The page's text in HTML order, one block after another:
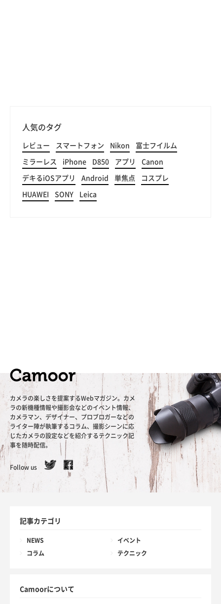
人気のタグ
レビュー スマートフォン Nikon 富士フイルム
ミラーレス iPhone D850 アプリ Canon
デキるiOSアプリ Android 単焦点 コスプレ
HUAWEI SONY Leica
カメラの楽しさを提案するWebマガジン。カメ
ラの新機種情報や撮影会などのイベント情報、
カメラマン、デザイナー、プロブロガーなどの
ライター陣が執筆するコラム、撮影シーンに応
じたカメラの設定などを紹介するテクニック記
事を随時配信。
Follow us
記事カテゴリ
NEWS イベント
コラム テクニック
Camoorについて